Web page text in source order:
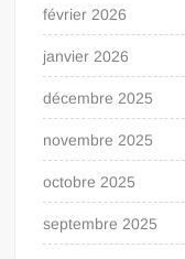
février 2026
janvier 2026
décembre 2025
novembre 2025
octobre 2025
septembre 2025